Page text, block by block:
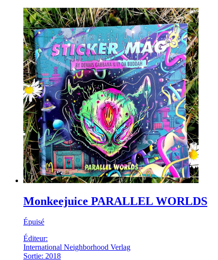
Monkeejuice PARALLEL WORLDS
Épuisé
Éditeur:
International Neighborhood Verlag
Sortie: 2018